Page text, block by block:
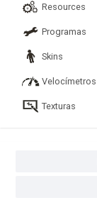
Resources
Programas
Skins
Velocímetros
Texturas